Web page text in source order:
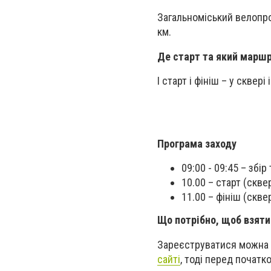
Загальноміський
км.
Де старт та який
І старт і фініш – у
Програма заходу
09:00 - 09:45 –
10.00 – старт
11.00 – фініш
Що потрібно, щоб
Зареєструватися
сайті, тоді перед